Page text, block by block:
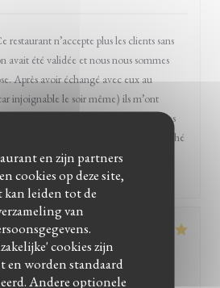
en zijn partners
cookies op deze site,
kan leiden tot de
van
cookies zijn
en worden standaard
Andere optionele
restaurant n’accepte plus les clients sans
avait été validée et nous nous sommes
Après avoir échangé avec eux au
injoignable le soir même) ils m’ont
réservations de 20 personnes. Les autres
sur leurs 2 autres restaurants à côté (Caché
pas la même carte !! Bref
pas tenter.
2
5/5 Keuken: 5 /5 Kwaliteit / Prijs